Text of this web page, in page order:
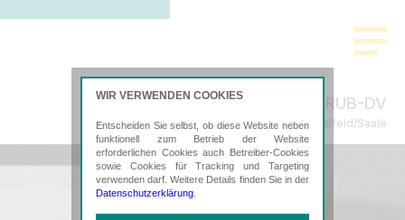
RUB-DV
Steuerberatung in Saalfeld/Saale
WIR VERWENDEN COOKIES
Entscheiden Sie selbst, ob diese Website neben
funktionell zum Betrieb der Website
erforderlichen Cookies auch Betreiber-Cookies
sowie Cookies für Tracking und Targeting
verwenden darf. Weitere Details finden Sie in der
Datenschutzerklärung